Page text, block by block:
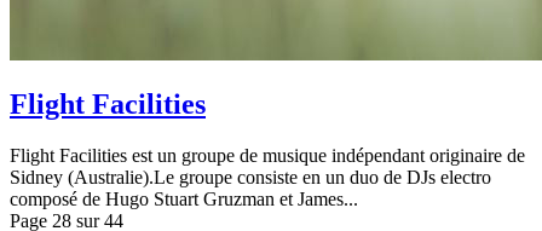
Flight Facilities
Flight Facilities est un groupe de musique indépendant originaire de
Sidney (Australie).Le groupe consiste en un duo de DJs electro
composé de Hugo Stuart Gruzman et James...
Page 28 sur 44